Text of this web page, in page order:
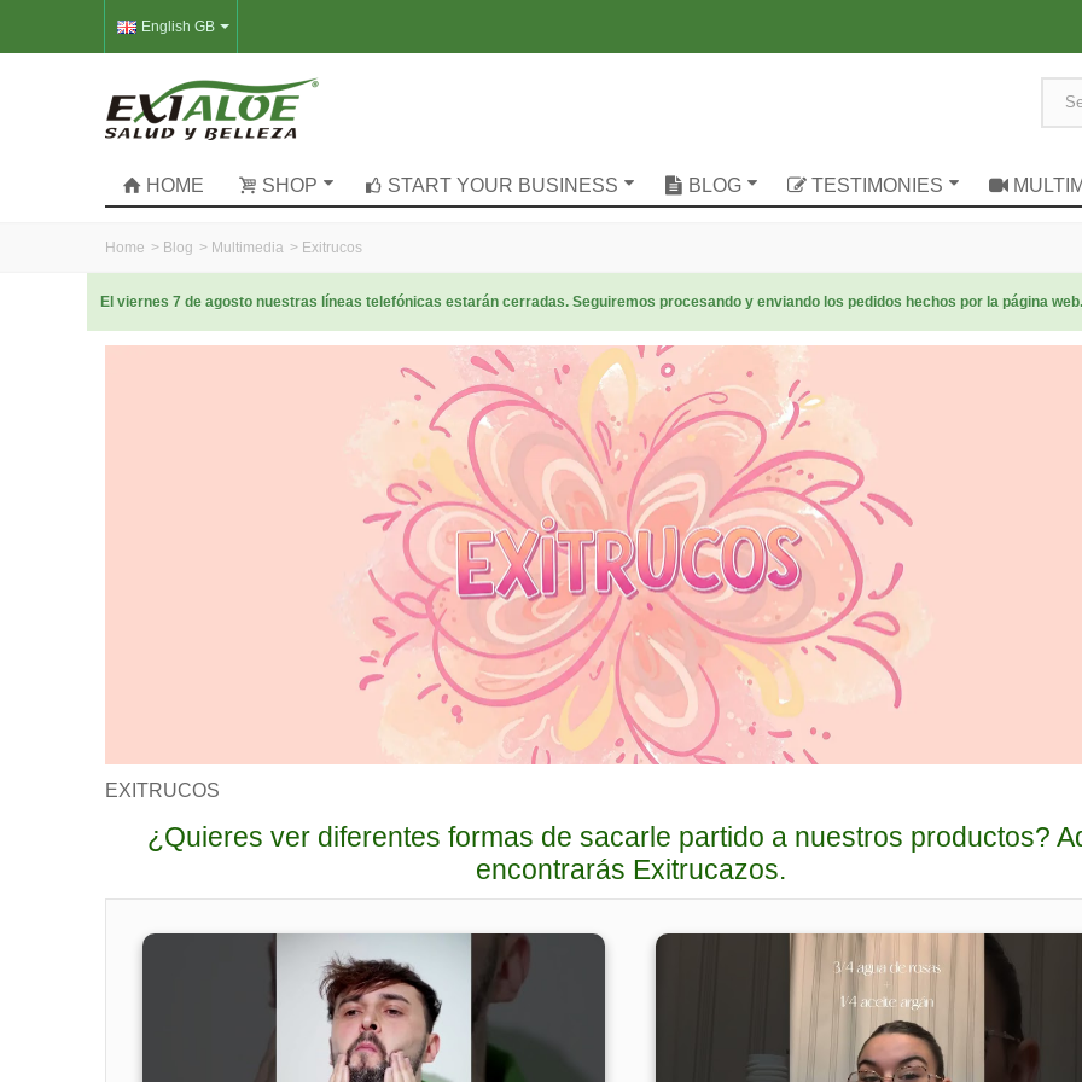
English GB
HOME SHOP START YOUR BUSINESS BLOG TESTIMONIES
Home > Blog > Multimedia > Exitrucos
El viernes 7 de agosto nuestras líneas telefónicas estarán cerradas. Seguiremos procesando y enviando los pedidos hechos por la página
EXITRUCOS
¿Quieres ver diferentes formas de sacarle partido a nuestros productos?
encontrarás Exitrucazos.